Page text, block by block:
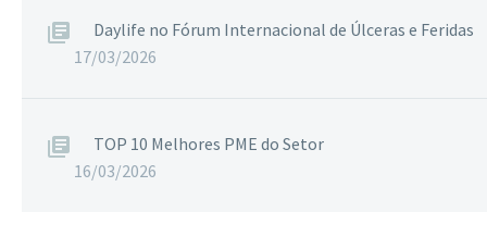
Daylife no Fórum Internacional de Úlceras e Feridas
17/03/2026
TOP 10 Melhores PME do Setor
16/03/2026